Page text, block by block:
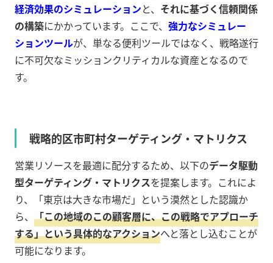
経済効果のシミュレーションと、 それに基づく信頼関係
の構築にかかっています。ここで、 強力なシミュレー
ションツールが、単なる便利ツールではなく、戦略遂行
に不可欠なミッションクリティカルな資産となるので
す。
戦略的区市町村ターゲティング・マトリクス
営業リソースを最適に配分するため、以下のデータ駆動
型ターゲティング・マトリクスを提案します。これによ
り、「東京は大きな市場だ」という漠然とした認識か
ら、 「この地域のこの顧客層に、この戦略でアプローチ
する」という具体的なアクションへと落とし込むことが
可能になります。